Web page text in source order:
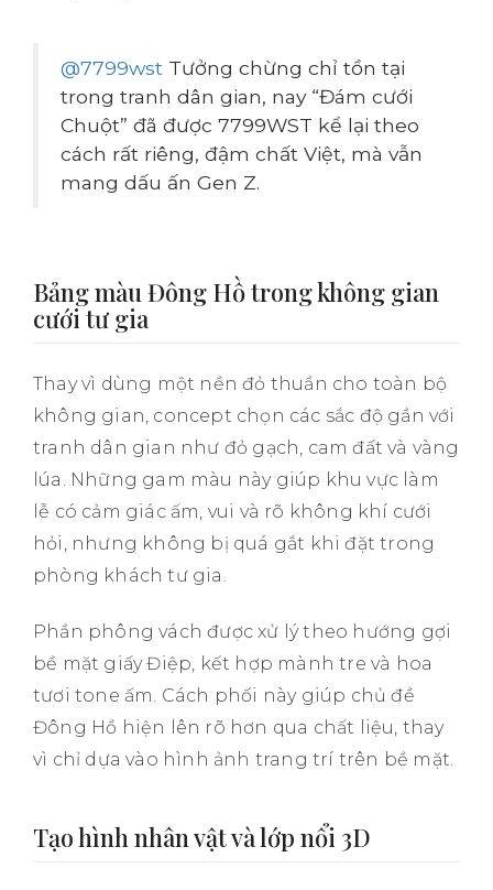
@7799wst Tưởng chừng chỉ tồn tại
trong tranh dân gian, nay “Đám cưới
Chuột” đã được 7799WST kể lại theo
cách rất riêng, đậm chất Việt, mà vẫn
mang dấu ấn Gen Z.
Bảng màu Đông Hồ trong không gian
cưới tư gia
Thay vì dùng một nền đỏ thuần cho toàn bộ
không gian, concept chọn các sắc độ gần với
tranh dân gian như đỏ gạch, cam đất và vàng
lúa. Những gam màu này giúp khu vực làm
lễ có cảm giác ấm, vui và rõ không khí cưới
hỏi, nhưng không bị quá gắt khi đặt trong
phòng khách tư gia.
Phần phông vách được xử lý theo hướng gợi
bề mặt giấy Điệp, kết hợp mành tre và hoa
tươi tone ấm. Cách phối này giúp chủ đề
Đông Hồ hiện lên rõ hơn qua chất liệu, thay
vì chỉ dựa vào hình ảnh trang trí trên bề mặt.
Tạo hình nhân vật và lớp nổi 3D